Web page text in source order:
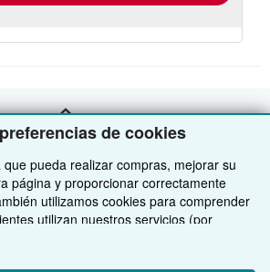
de cookies
pueda realizar compras, mejorar su
página y proporcionar correctamente
utilizamos cookies para comprender
utilizan nuestros servicios (por
al sitio) y así poder realizar mejoras.
VOLVER AL INICIO